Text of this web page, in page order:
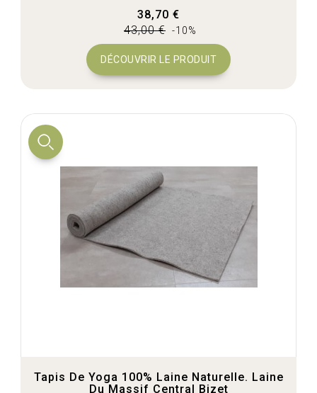
38,70 €
43,00 € -10%
DÉCOUVRIR LE PRODUIT
Tapis De Yoga 100% Laine Naturelle. Laine
Du Massif Central Bizet